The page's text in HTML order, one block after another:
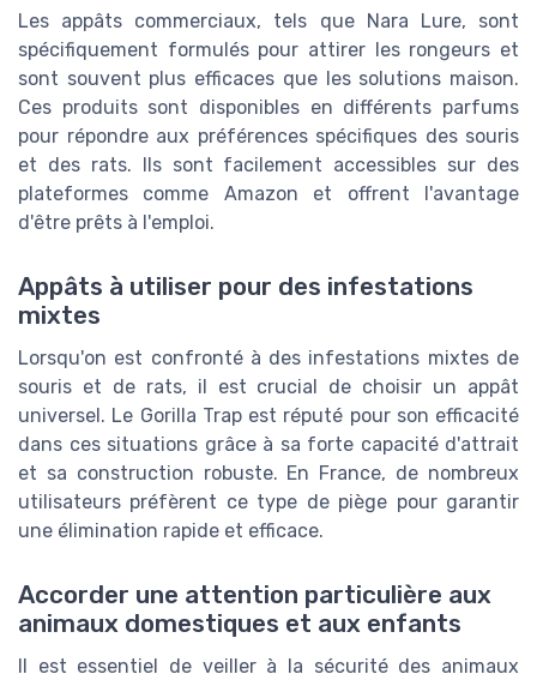
Les appâts commerciaux, tels que Nara Lure, sont
spécifiquement formulés pour attirer les rongeurs et
sont souvent plus efficaces que les solutions maison.
Ces produits sont disponibles en différents parfums
pour répondre aux préférences spécifiques des souris
et des rats. Ils sont facilement accessibles sur des
plateformes comme Amazon et offrent l'avantage
d'être prêts à l'emploi.
Appâts à utiliser pour des infestations
mixtes
Lorsqu'on est confronté à des infestations mixtes de
souris et de rats, il est crucial de choisir un appât
universel. Le Gorilla Trap est réputé pour son efficacité
dans ces situations grâce à sa forte capacité d'attrait
et sa construction robuste. En France, de nombreux
utilisateurs préfèrent ce type de piège pour garantir
une élimination rapide et efficace.
Accorder une attention particulière aux
animaux domestiques et aux enfants
Il est essentiel de veiller à la sécurité des animaux